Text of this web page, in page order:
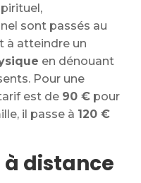
sont passés au
à atteindre un
en dénouant
Pour une
est de 90€ pour
il passe à 120 €
distance